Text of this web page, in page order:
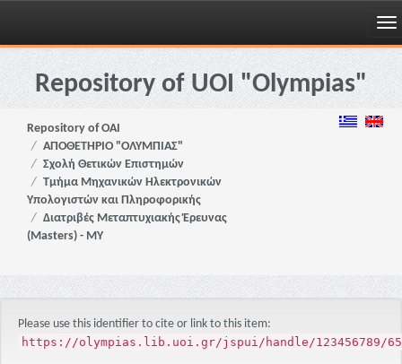
Skip
navigationRepository of UOI "Olympias"
Repository of OAI
ΑΠΟΘΕΤΗΡΙΟ "ΟΛΥΜΠΙΑΣ"
Σχολή Θετικών Επιστημών
Τμήμα Μηχανικών Ηλεκτρονικών
Υπολογιστών και Πληροφορικής
Διατριβές Μεταπτυχιακής Έρευνας
(Masters) - ΜΥ
Please use this identifier to cite or link to this item:
https://olympias.lib.uoi.gr/jspui/handle/123456789/